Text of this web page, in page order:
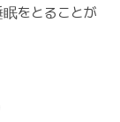
をとることが